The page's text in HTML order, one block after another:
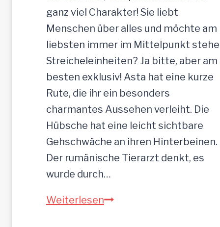
n
d
i
n
,
5
2
c
m
ganz viel Charakter! Sie liebt
Menschen über alles und möchte am
liebsten immer im Mittelpunkt
Streicheleinheiten? Ja bitte, aber am
besten exklusiv! Asta hat eine kurze
Rute, die ihr ein besonders
charmantes Aussehen verleiht. Die
Hübsche hat eine leicht sichtbare
Gehschwäche an ihren Hinterbeinen.
Der rumänische Tierarzt denkt, es
wurde durch…
WeiterlesenA